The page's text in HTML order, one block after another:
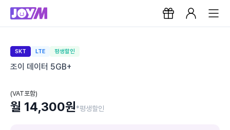
SKT LTE 평생할인
조이 데이터 5GB+
(VAT포함)
월 14,300원*평생할인